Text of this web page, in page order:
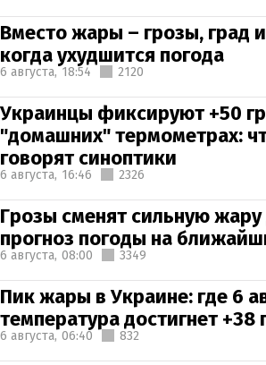
Вместо жары – грозы, град
когда ухудшится погода
6 августа, 18:54 2120
Украинцы фиксируют +50
"домашних" термометрах:
говорят синоптики
6 августа, 16:46 2326
Грозы сменят сильную жару
прогноз погоды на
6 августа, 08:00 3349
Пик жары в Украине: где 6
температура достигнет +38
6 августа, 06:40 832